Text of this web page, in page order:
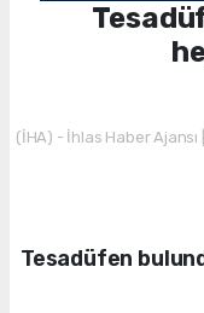
(İHA) - İhlas Haber Ajansı
Tesadüfen